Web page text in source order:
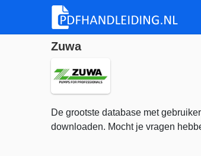
Zuwa
De grootste database met
downloaden. Mocht je vragen